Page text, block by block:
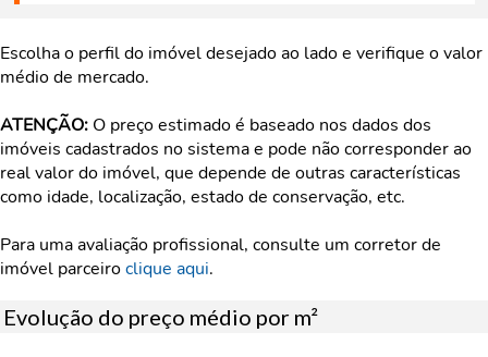
Escolha o perfil do imóvel desejado ao lado e verifique o valor
médio de mercado.
ATENÇÃO: O preço estimado é baseado nos dados dos
imóveis cadastrados no sistema e pode não corresponder ao
real valor do imóvel, que depende de outras características
como idade, localização, estado de conservação, etc.
Para uma avaliação profissional, consulte um corretor de
imóvel parceiroclique aqui.
Evolução do preço médio por m²